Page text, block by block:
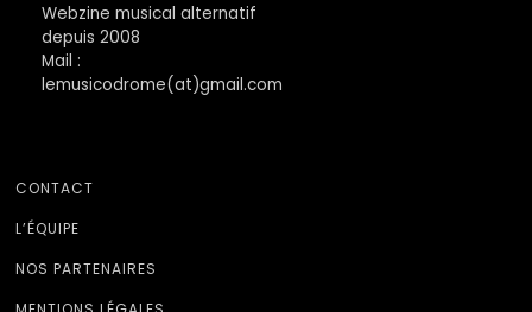
Webzine musical alternatif
depuis 2008
Mail :
lemusicodrome(at)gmail.com
CONTACT
L’ÉQUIPE
NOS PARTENAIRES